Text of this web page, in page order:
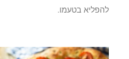
להפליא בטעמו.